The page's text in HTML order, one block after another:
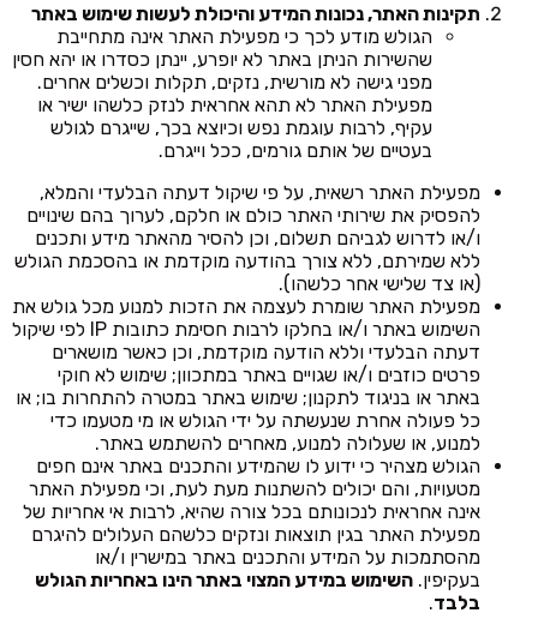
תקינות האתר, נכונות המידע והיכולת לעשות שימוש באתר
הגולש מודע לכך כי מפעילת האתר אינה מתחייבת
שהשירות הניתן באתר לא יופרע, יינתן כסדרו או יהא חסין
מפני גישה לא מורשית, נזקים, תקלות וכשלים אחרים.
מפעילת האתר לא תהא אחראית לנזק כלשהו ישיר או
עקיף, לרבות עוגמת נפש וכיוצא בכך, שייגרם לגולש
בעטיים של אותם גורמים, ככל וייגרם.
מפעילת האתר רשאית, על פי שיקול דעתה הבלעדי והמלא,
להפסיק את שירותי האתר כולם או חלקם, לערוך בהם שינויים
ו/או לדרוש לגביהם תשלום, וכן להסיר מהאתר מידע ותכנים
ללא שמירתם, ללא צורך בהודעה מוקדמת או בהסכמת הגולש
(או צד שלישי אחר כלשהו).
מפעילת האתר שומרת לעצמה את הזכות למנוע מכל גולש את
השימוש באתר ו/או בחלקו לרבות חסימת כתובות IP לפי שיקול
דעתה הבלעדי וללא הודעה מוקדמת, וכן כאשר מושארים
פרטים כוזבים ו/או שגויים באתר במתכוון; שימוש לא חוקי
באתר או בניגוד לתקנון; שימוש באתר במטרה להתחרות בו; או
כל פעולה אחרת שנעשתה על ידי הגולש או מי מטעמו כדי
למנוע, או שעלולה למנוע, מאחרים להשתמש באתר.
הגולש מצהיר כי ידוע לו שהמידע והתכנים באתר אינם חפים
מטעויות, והם יכולים להשתנות מעת לעת, וכי מפעילת האתר
אינה אחראית לנכונותם בכל צורה שהיא, לרבות אי אחריות של
מפעילת האתר בגין תוצאות ונזקים כלשהם העלולים להיגרם
מהסתמכות על המידע והתכנים באתר במישרין ו/או
בעקיפין. השימוש במידע המצוי באתר הינו באחריות הגולש
בלבד.